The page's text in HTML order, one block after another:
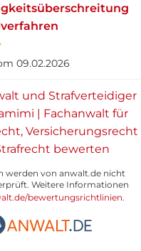
09.02.2026
und Strafverteidiger
| Fachanwalt für
Versicherungsrecht
bewerten
werden von anwalt.de nicht
Weitere Informationen
bewertungsrichtlinien.